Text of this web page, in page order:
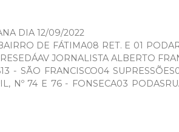
DIA 12/09/2022
DE FÁTIMA08 RET. E 01
JORNALISTA ALBERTO
- SÃO FRANCISCO04
Nº 74 E 76 - FONSECA03